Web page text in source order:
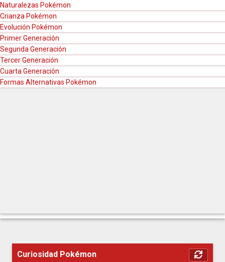
Naturalezas Pokémon
Crianza Pokémon
Evolución Pokémon
Primer Generación
Segunda Generación
Tercer Generación
Cuarta Generación
Formas Alternativas Pokémon
Curiosidad Pokémon